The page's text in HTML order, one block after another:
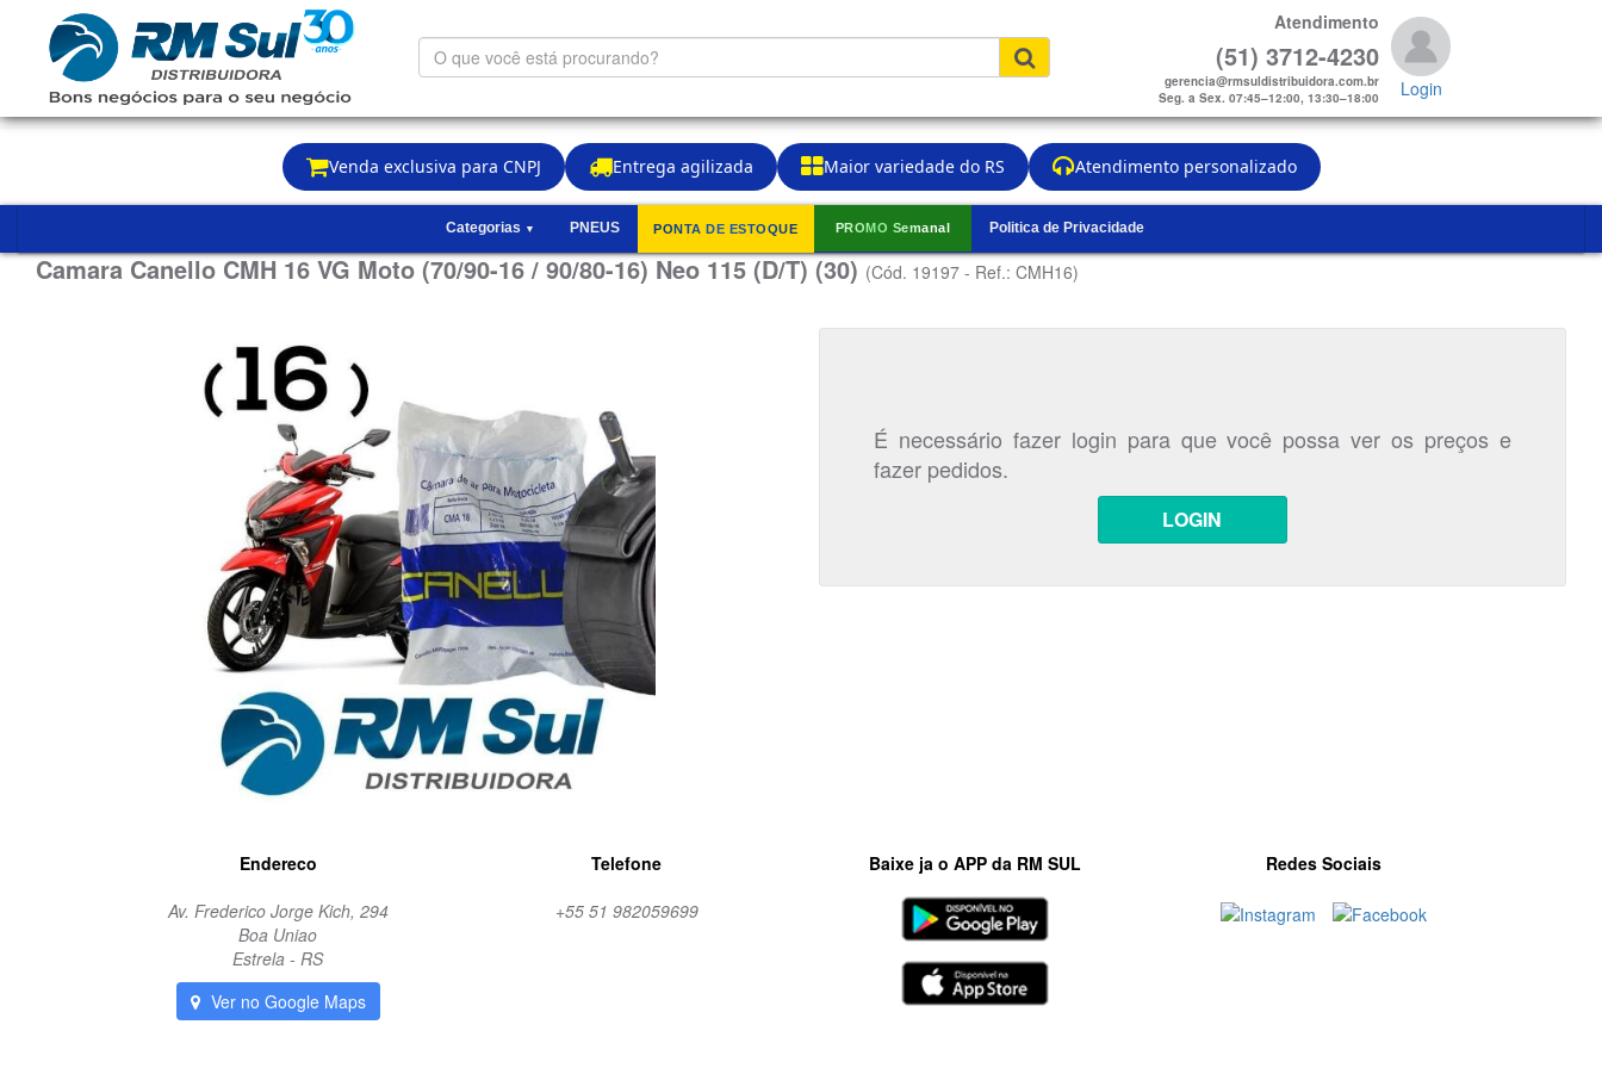
Venda exclusiva para CNPJ Entrega agilizada Maior variedade do RS Atendimento personalizado
O
que
está
procurando?
Atendimento
(51) 3712-4230
gerencia@rmsuldistribuidora.com.br
Seg. a Sex. 07:45–12:00, 13:30–18:00
Login
Categorias ▼ PNEUS PONTA DE ESTOQUE PROMO Semanal Politica de Privacidade
Camara Canello CMH 16 VG Moto (70/90-16 / 90/80-16) Neo 115 (D/T) (30)(Cód. 19197 - Ref.: CMH16)
É necessário fazer login para que você possa ver os preços e
fazer pedidos.
LOGIN
Endereco
Av. Frederico Jorge Kich, 294
Boa Uniao
Estrela - RS
Ver no Google Maps
Telefone
+55 51 982059699
Baixe ja o APP da RM SUL Redes Sociais